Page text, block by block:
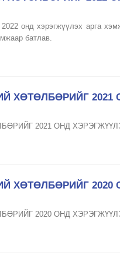
онд хэрэгжүүлэх арга
батлав.
ХӨТӨЛБӨРИЙГ
2021 ОНД
ХӨТӨЛБӨРИЙГ
2020 ОНД